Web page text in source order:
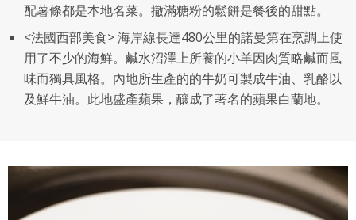
配薯條都是本地名菜。撤滿糖粉的鬆餅是餐後的甜點。
<法國西部美食> 海岸線長達480公里的諾曼第在烹調上使
用了不少的海鮮。鹹水沼澤上所養的小羊因肉質略鹹而風
味而獨具風格。內地所生產的的牛奶可製成牛油、乳酪以
及鮮牛油。此地盛產蘋果，釀成了著名的蘋果白蘭地。